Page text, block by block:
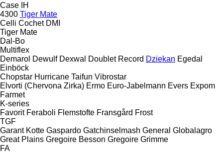
Case IH
4300 Tiger Mate
Celli Cochet DMI
Tiger Mate
Dal-Bo
Multiflex
Demarol Dewulf Dexwal Doublet Record Dziekan Egedal
Einböck
Chopstar Hurricane Taifun Vibrostar
Elvorti (Chervona Zirka) Ermo Euro-Jabelmann Evers Expom
Farmet
K-series
Favorit Feraboli Flemstofte Fransgård Frost
TGF
Garant Kotte Gaspardo Gatchinselmash General Globalagro
Great Plains Gregoire Besson Gregoire Grimme
FA